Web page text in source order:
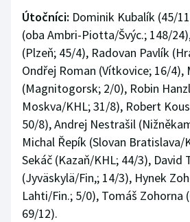
Útočníci: Dominik Kubalík (45/
(oba Ambri-Piotta/Švýc.; 148/
(Plzeň; 45/4), Radovan Pavlík
Ondřej Roman (Vítkovice; 16/4),
(Magnitogorsk; 2/0), Robin
Moskva/KHL; 31/8), Robert
50/8), Andrej Nestrašil
Michal Řepík (Slovan Bratislava/
Sekáč (Kazaň/KHL; 44/3), David
(Jyväskylä/Fin,; 14/3), Hynek
Lahti/Fin.; 5/0), Tomáš Zohorna
69/12).